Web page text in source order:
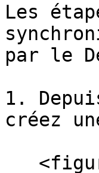
Les
par le
1.
créez